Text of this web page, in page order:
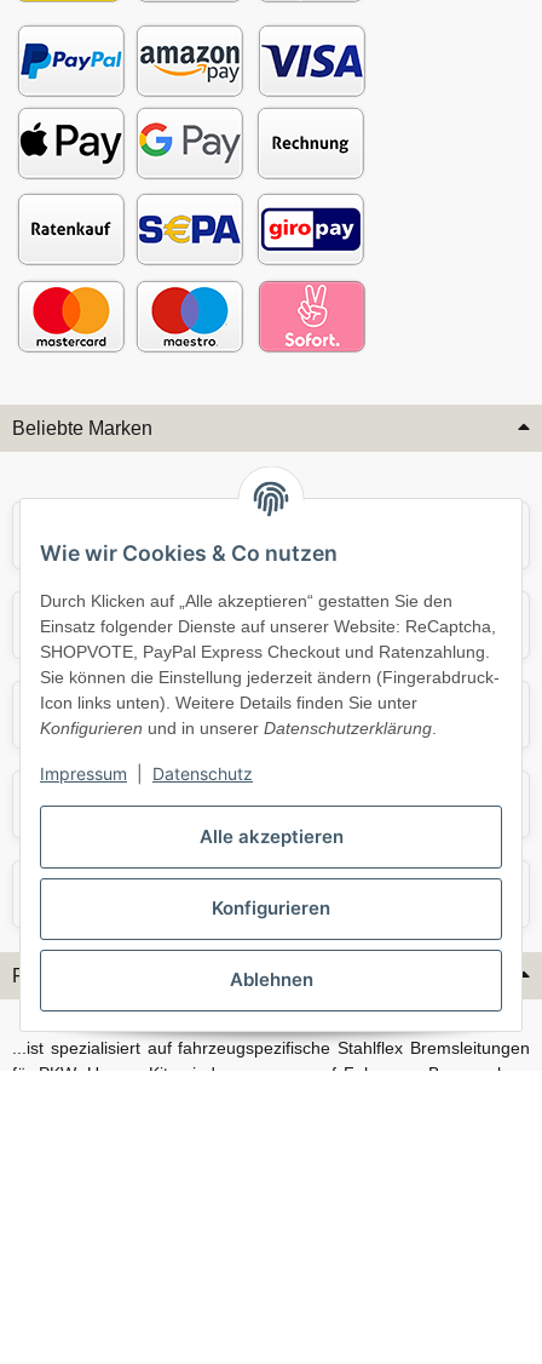
Alle akzeptieren
Konfigurieren
Ablehnen
Wie wir Cookies & Co nutzen
Durch Klicken auf „Alle akzeptieren“ gestatten Sie den
Einsatz folgender Dienste auf unserer Website: ReCaptcha,
SHOPVOTE, PayPal Express Checkout und Ratenzahlung.
Sie können die Einstellung jederzeit ändern (Fingerabdruck-
Icon links unten). Weitere Details finden Sie unter
Konfigurieren und in unserer Datenschutzerklärung.
Impressum Datenschutz
Beliebte Marken
Mercedes Mini
Opel Porsche
Skoda Smart
Flex-Hydraulik...
...ist spezialisiert auf fahrzeugspezifische Stahlflex Bremsleitungen
für PKW. Unsere Kits sind passgenau auf Fahrzeug, Bremsanlage